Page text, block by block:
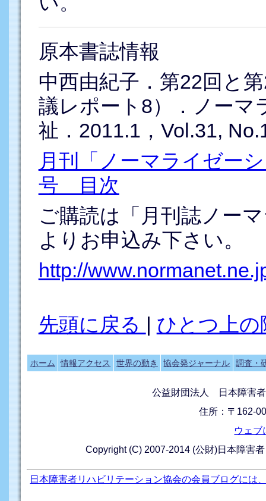
原本書誌情報
中西由紀子．第22回と
議レポート8）．ノー
祉．2011.1，Vol.31,
月刊「ノーマライゼー
号 目次
ご購読は「月刊誌ノー
よりお申込み下さい。
http://
先頭に戻る | ひとつ上の
ホーム 情報アクセス 世界の動き 協会発ジャーナル 調査・
公益財団法人 日本障害
住所：〒162-
ウェブ
Copyright (C) 2007-2014 (公財)日本障害
日本障害者リハビリテーション協会の会員ブログには